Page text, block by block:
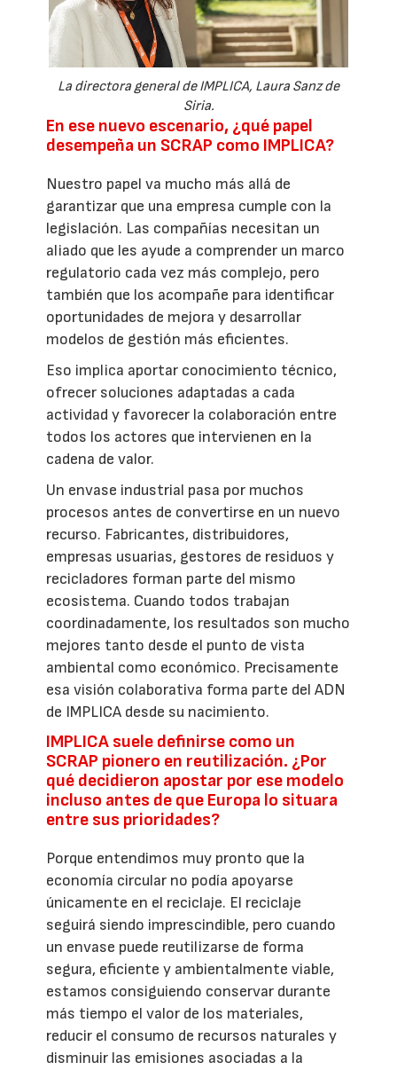
La directora general de IMPLICA, Laura Sanz de
Siria.
En ese nuevo escenario, ¿qué papel
desempeña un SCRAP como IMPLICA?
Nuestro papel va mucho más allá de
garantizar que una empresa cumple con la
legislación. Las compañías necesitan un
aliado que les ayude a comprender un marco
regulatorio cada vez más complejo, pero
también que los acompañe para identificar
oportunidades de mejora y desarrollar
modelos de gestión más eficientes.
Eso implica aportar conocimiento técnico,
ofrecer soluciones adaptadas a cada
actividad y favorecer la colaboración entre
todos los actores que intervienen en la
cadena de valor.
Un envase industrial pasa por muchos
procesos antes de convertirse en un nuevo
recurso. Fabricantes, distribuidores,
empresas usuarias, gestores de residuos y
recicladores forman parte del mismo
ecosistema. Cuando todos trabajan
coordinadamente, los resultados son mucho
mejores tanto desde el punto de vista
ambiental como económico. Precisamente
esa visión colaborativa forma parte del ADN
de IMPLICA desde su nacimiento.
IMPLICA suele definirse como un
SCRAP pionero en reutilización. ¿Por
qué decidieron apostar por ese modelo
incluso antes de que Europa lo situara
entre sus prioridades?
Porque entendimos muy pronto que la
economía circular no podía apoyarse
únicamente en el reciclaje. El reciclaje
seguirá siendo imprescindible, pero cuando
un envase puede reutilizarse de forma
segura, eficiente y ambientalmente viable,
estamos consiguiendo conservar durante
más tiempo el valor de los materiales,
reducir el consumo de recursos naturales y
disminuir las emisiones asociadas a la